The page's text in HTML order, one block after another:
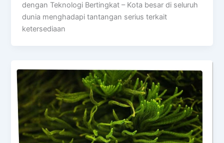
dengan Teknologi Bertingkat – Kota besar di seluruh
dunia menghadapi tantangan serius terkait
ketersediaan